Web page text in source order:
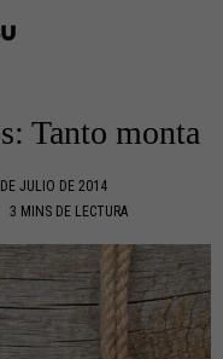
Tanto monta
JULIO DE 2014
3 MINS DE LECTURA